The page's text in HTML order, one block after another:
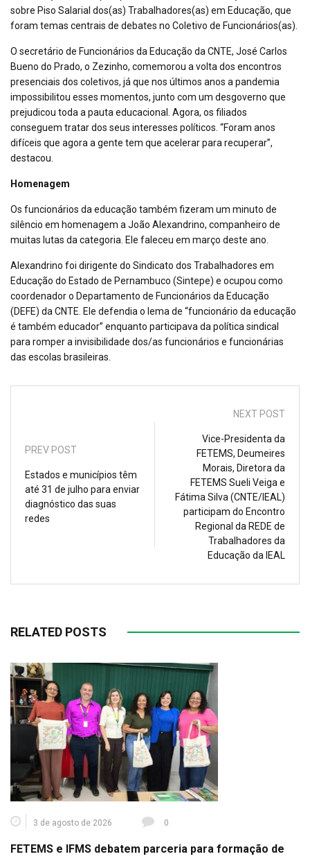
sobre Piso Salarial dos(as) Trabalhadores(as) em Educação, que
foram temas centrais de debates no Coletivo de Funcionários(as).
O secretário de Funcionários da Educação da CNTE, José Carlos
Bueno do Prado, o Zezinho, comemorou a volta dos encontros
presenciais dos coletivos, já que nos últimos anos a pandemia
impossibilitou esses momentos, junto com um desgoverno que
prejudicou toda a pauta educacional. Agora, os filiados
conseguem tratar dos seus interesses políticos. “Foram anos
difíceis que agora a gente tem que acelerar para recuperar”,
destacou.
Homenagem
Os funcionários da educação também fizeram um minuto de
silêncio em homenagem a João Alexandrino, companheiro de
muitas lutas da categoria. Ele faleceu em março deste ano.
Alexandrino foi dirigente do Sindicato dos Trabalhadores em
Educação do Estado de Pernambuco (Sintepe) e ocupou como
coordenador o Departamento de Funcionários da Educação
(DEFE) da CNTE. Ele defendia o lema de “funcionário da educação
é também educador” enquanto participava da política sindical
para romper a invisibilidade dos/as funcionários e funcionárias
das escolas brasileiras.
PREV POST
Estados e municípios têm
até 31 de julho para enviar
diagnóstico das suas
redes
NEXT POST
Vice-Presidenta da
FETEMS, Deumeires
Morais, Diretora da
FETEMS Sueli Veiga e
Fátima Silva (CNTE/IEAL)
participam do Encontro
Regional da REDE de
Trabalhadores da
Educação da IEAL
RELATED POSTS
3 de agosto de 2026 0
FETEMS e IFMS debatem parceria para formação de